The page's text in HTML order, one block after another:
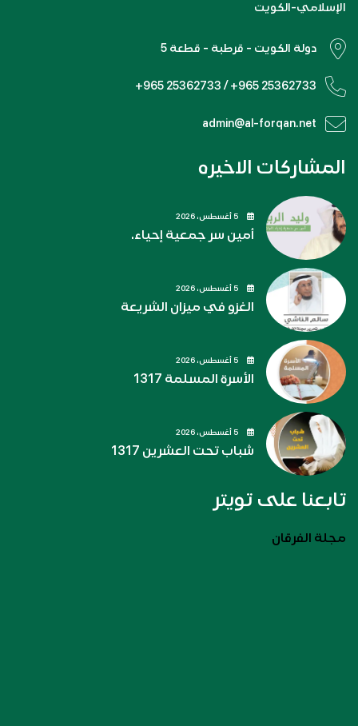
الإسلامي-الكويت
دولة الكويت - قرطبة - قطعة 5
+965 25362733 / +965 25362733
admin@al-forqan.net
المشاركات الاخيره
أمين سر جمعية إحياء.
الغزو في ميزان الشريعة
الأسرة المسلمة 1317
شباب تحت العشرين 1317
تابعنا على تويتر
مجلة الفرقان